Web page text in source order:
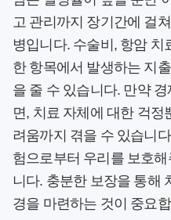
고 관리까지 장기간에 걸
병입니다. 수술비, 항암 치
한 항목에서 발생하는 지
을 줄 수 있습니다. 만약
면, 치료 자체에 대한 걱정
려움까지 겪을 수 있습니
험으로부터 우리를 보호
니다. 충분한 보장을 통해
경을 마련하는 것이 중요